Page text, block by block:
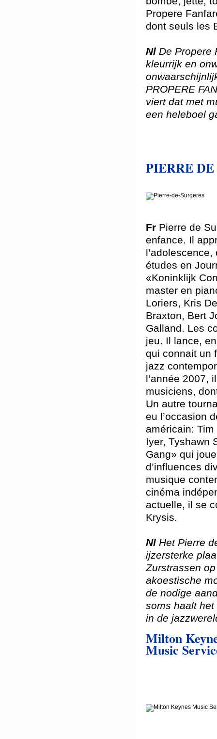
Propere
dont seuls les
Nl De Propere
kleurrijk en
PROPERE
viert dat met
een heleboel
PIERRE
Fr Pierre de
enfance. Il
études en
«Koninklijk
master en
Loriers, Kris
Braxton, Bert
Galland. Les
jeu. Il lance,
qui connait un
jazz
l’année 2007,
musiciens,
Un autre
eu l’occasion
américain:
Iyer, Tyshawn
Gang» qui
d’influences
musique
cinéma
actuelle, il se
Krysis.
Nl Het Pierre
ijzersterke
Zurstrassen
akoestische
de nodige
soms haalt
in de
Milton
Music